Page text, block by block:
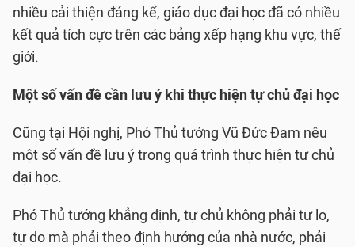
nhiều cải thiện đáng kể, giáo dục đại học đã có nhiều
kết quả tích cực trên các bảng xếp hạng khu vực, thế
giới.
Một số vấn đề cần lưu ý khi thực hiện tự chủ đại học
Cũng tại Hội nghị, Phó Thủ tướng Vũ Đức Đam nêu
một số vấn đề lưu ý trong quá trình thực hiện tự chủ
đại học.
Phó Thủ tướng khẳng định, tự chủ không phải tự lo,
tự do mà phải theo định hướng của nhà nước, phải